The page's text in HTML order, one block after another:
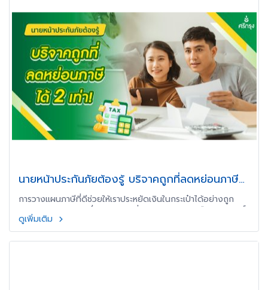
นายหน้าประกันภัยต้องรู้ บริจาคถูกที่ลดหย่อนภาษี
ได้ 2 เท่า!
การวางแผนภาษีที่ดีช่วยให้เราประหยัดเงินในกระเป๋าได้อย่างถูก
ต้องตามกฎหมาย หนึ่งในกลยุทธ์ที่หลายคนมองข้ามคือการใช้สิทธิ์
เงินบริจาคลดหย่อนภาษี 2 เท่า
ดูเพิ่มเติม